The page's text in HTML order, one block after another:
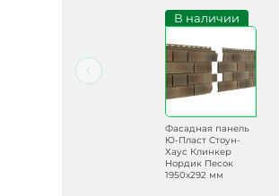
В наличии
Фасадная панель
Ю-Пласт Стоун-
Хаус Клинкер
Нордик Песок
1950х292 мм